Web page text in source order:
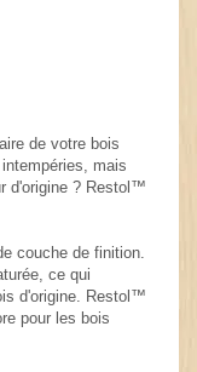
de votre bois
mais
d'origine ? Restol™
couche de finition.
ce qui
d'origine. Restol™
pour les bois